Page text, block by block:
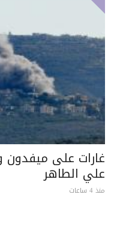
غارات على
علي الطاهر
منذ 4 ساعات